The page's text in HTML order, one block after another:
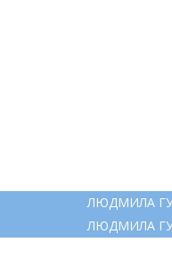
ЛЮДМИЛА
ЛЮДМИЛА